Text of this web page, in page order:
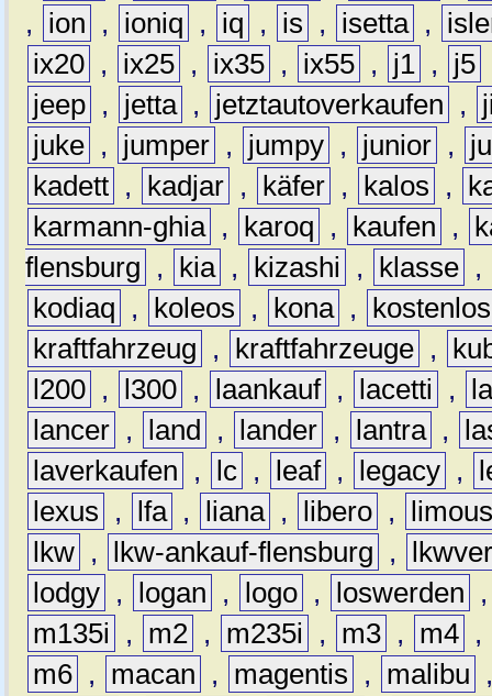
,
ion , ioniq , iq , is , isetta ,
ix20 , ix25 , ix35 , ix55 , j1 , j5
jeep , jetta , jetztautoverkaufen ,
juke , jumper , jumpy , junior ,
kadett , kadjar , käfer , kalos ,
karmann-ghia , karoq , kaufen ,
flensburg
, kia , kizashi , klasse ,
kodiaq
, koleos , kona ,
kostenlos
kraftfahrzeug
, kraftfahrzeuge ,
l200 , l300 , laankauf , lacetti ,
lancer , land , lander , lantra ,
laverkaufen
, lc , leaf , legacy ,
lexus
, lfa , liana , libero ,
lkw , lkw-ankauf-flensburg ,
lodgy , logan , logo , loswerden
m135i
, m2 , m235i , m3 , m4 ,
m6 , macan , magentis , malibu